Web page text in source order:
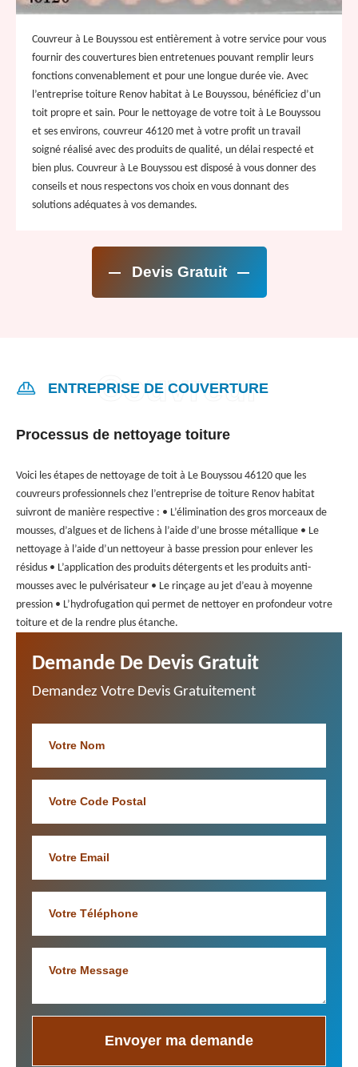
Couvreur à Le Bouyssou est entièrement à votre service pour vous
fournir des couvertures bien entretenues pouvant remplir leurs
fonctions convenablement et pour une longue durée vie. Avec
l’entreprise toiture Renov habitat à Le Bouyssou, bénéficiez d’un
toit propre et sain. Pour le nettoyage de votre toit à Le Bouyssou
et ses environs, couvreur 46120 met à votre profit un travail
soigné réalisé avec des produits de qualité, un délai respecté et
bien plus. Couvreur à Le Bouyssou est disposé à vous donner des
conseils et nous respectons vos choix en vous donnant des
solutions adéquates à vos demandes.
Devis Gratuit
ENTREPRISE DE COUVERTURE
Processus de nettoyage toiture
Voici les étapes de nettoyage de toit à Le Bouyssou 46120 que les
couvreurs professionnels chez l’entreprise de toiture Renov habitat
suivront de manière respective : • L’élimination des gros morceaux de
mousses, d’algues et de lichens à l’aide d’une brosse métallique • Le
nettoyage à l’aide d’un nettoyeur à basse pression pour enlever les
résidus • L’application des produits détergents et les produits anti-
mousses avec le pulvérisateur • Le rinçage au jet d’eau à moyenne
pression • L’hydrofugation qui permet de nettoyer en profondeur votre
toiture et de la rendre plus étanche.
Demande De Devis Gratuit
Demandez Votre Devis Gratuitement